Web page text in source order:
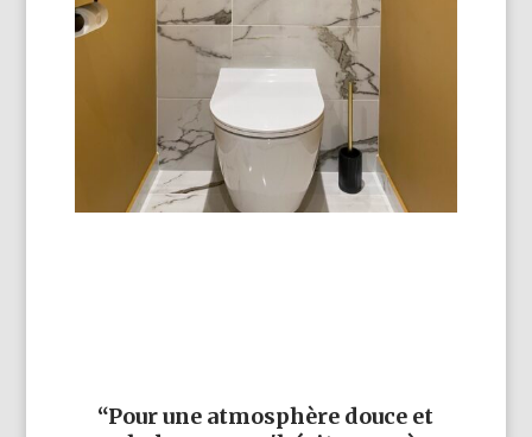
“Pour une atmosphère douce et